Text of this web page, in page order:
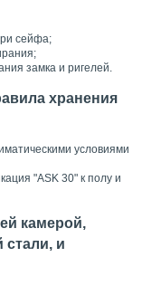
сейфа;
замка и ригелей.
хранения
условиями
"ASK 30" к полу и
камерой,
и